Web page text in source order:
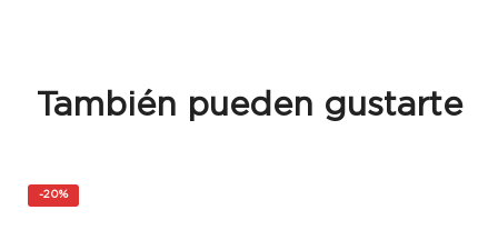
También pueden gustarte
-20%